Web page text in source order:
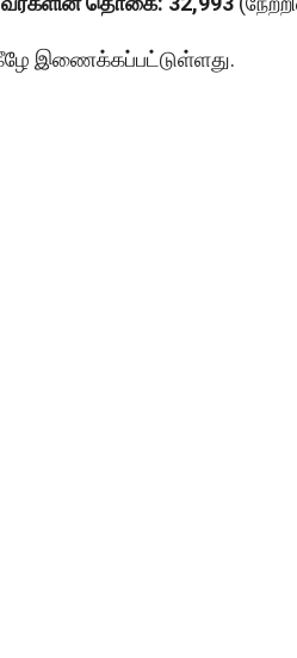
கீழே இணைக்கப்பட்டுள்ளது.